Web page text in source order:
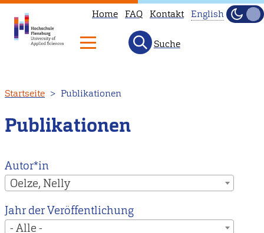
zum
Inhalt
Home FAQ Kontakt
to
our
main
English
Hell
Suche
Startseite Publikationen
Publikationen
Autor*in
Oelze, Nelly
Jahr der Veröffentlichung
- Alle -